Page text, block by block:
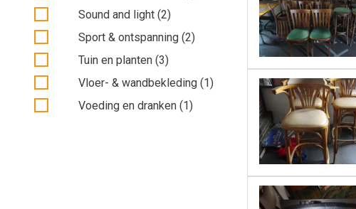
Sound and light (2)
Sport & ontspanning (2)
Tuin en planten (3)
Vloer- & wandbekleding (1)
Voeding en dranken (1)